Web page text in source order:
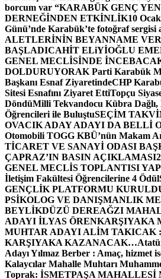
borcum var “KARABÜK GENÇ
DERNEĞİNDEN ETKİNLİK10
Günü’nde Karabük’te fotoğraf sergisi
ALETLERİNİN BEYANNAME
BAŞLADICAHİT ELiYİOĞLU
GENEL MECLİSİNDE
DOLDURUYORAK Parti Karabük
Başkanı Esnaf ZiyaretindeCHP
Sitesi Esnafını Ziyaret EttiTopçu
DöndüMilli Tekvandocu Kübra
Öğrencileri ile BuluştuSEÇİM
OVACIK ADAY ADAYI DA BELLİ
Otomobili TOGG KBÜ’nün Makam
TİCARET VE SANAYİ ODASI
ÇAPRAZ’IN BASIN AÇIKLAMASI
GENEL MECLİS TOPLANTISI
İletişim Fakültesi Öğrencilerine 4 Ödül
GENÇLİK PLATFORMU
PSİKOLOG VE DANIŞMANLIK
BEYLİKDÜZÜ DEREAĞZI
ADAYI İLYAS ÖRENKARŞIYAKA
MUHTAR ADAYI ALİM TAKICAK
KARŞIYAKA KAZANACAK…
Adayı Yılmaz Berber : Amaç,
Kalaycılar Mahalle Muhtarı
Toprak: İSMETPAŞA MAHALLESİ